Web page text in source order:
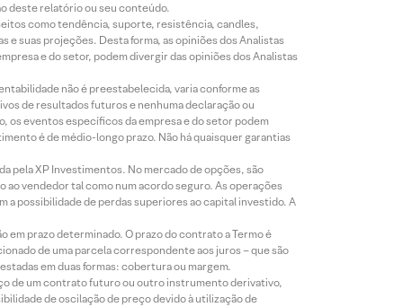
deste relatório ou seu conteúdo.
como tendência, suporte, resistência, candles,
e suas projeções. Desta forma, as opiniões dos Analistas
e do setor, podem divergir das opiniões dos Analistas
não é preestabelecida, varia conforme as
de resultados futuros e nenhuma declaração ou
os eventos específicos da empresa e do setor podem
é de médio-longo prazo. Não há quaisquer garantias
pela XP Investimentos. No mercado de opções, são
vendedor tal como num acordo seguro. As operações
possibilidade de perdas superiores ao capital investido. A
em prazo determinado. O prazo do contrato a Termo é
de uma parcela correspondente aos juros – que são
em duas formas: cobertura ou margem.
de um contrato futuro ou outro instrumento derivativo,
de oscilação de preço devido à utilização de